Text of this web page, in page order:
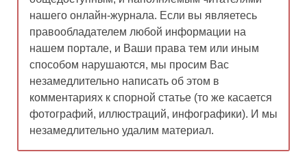
нашего онлайн-журнала. Если вы являетесь
правообладателем любой информации на
нашем портале, и Ваши права тем или иным
способом нарушаются, мы просим Вас
незамедлительно написать об этом в
комментариях к спорной статье (то же касается
фотографий, иллюстраций, инфографики). И мы
незамедлительно удалим материал.